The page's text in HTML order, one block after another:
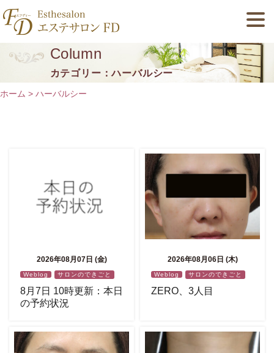
Column
カテゴリー：ハーバルシー
ホーム > ハーバルシー
2026年08月07日 (金)
Weblog サロンのできごと
8月7日 10時更新：本日
の予約状況
2026年08月06日 (木)
Weblog サロンのできごと
ZERO、3人目